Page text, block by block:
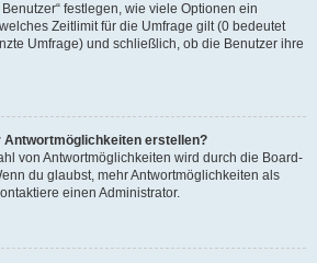
festlegen, wie viele Optionen ein
Zeitlimit für die Umfrage gilt (0 bedeutet
Umfrage) und schließlich, ob die Benutzer ihre
Antwortmöglichkeiten erstellen?
von Antwortmöglichkeiten wird durch die Board-
du glaubst, mehr Antwortmöglichkeiten als
einen Administrator.